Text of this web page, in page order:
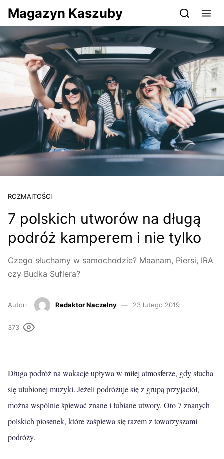
Przejdź do serwisu magazynkaszuby.pl
Magazyn Kaszuby
ROZMAITOŚCI
7 polskich utworów na długą
podróż kamperem i nie tylko
Czego słuchamy w samochodzie? Maanam, Piersi, IRA
czy Budka Suflera?
Autor: Redaktor Naczelny 23 lutego 2019
373
Długa podróż na wakacje upływa w miłej atmosferze, gdy słucha
się ulubionej muzyki. Jeżeli podróżuje się z grupą przyjaciół,
można wspólnie śpiewać znane i lubiane utwory. Oto 7 znanych
polskich piosenek, które zaśpiewa się razem z towarzyszami
podróży.